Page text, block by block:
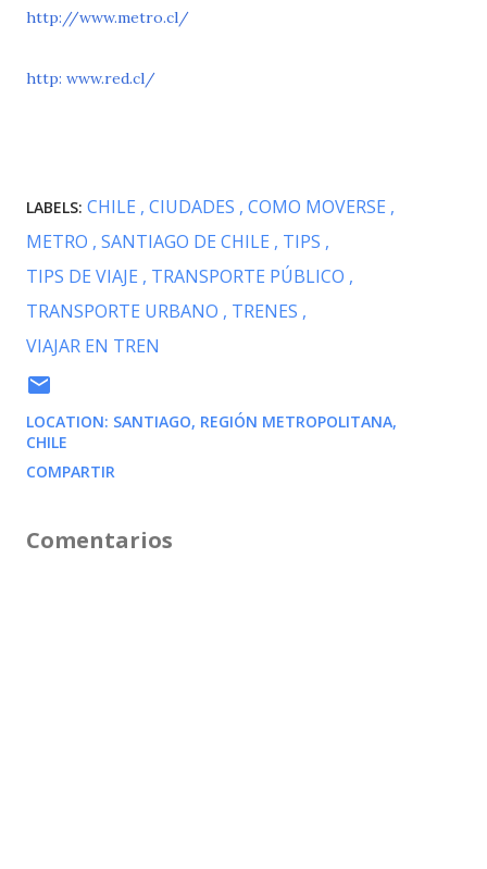
http://www.metro.cl/
http: www.red.cl/
LABELS: CHILE CIUDADES COMO MOVERSE
METRO SANTIAGO DE CHILE
TIPS
TIPS DE VIAJE
TRANSPORTE PÚBLICO
TRANSPORTE URBANO
TRENES
VIAJAR EN TREN
LOCATION: SANTIAGO, REGIÓN METROPOLITANA,
CHILE
COMPARTIR
Comentarios